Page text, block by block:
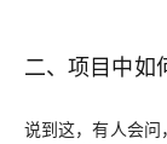
二、项目中如
说到这，有人会